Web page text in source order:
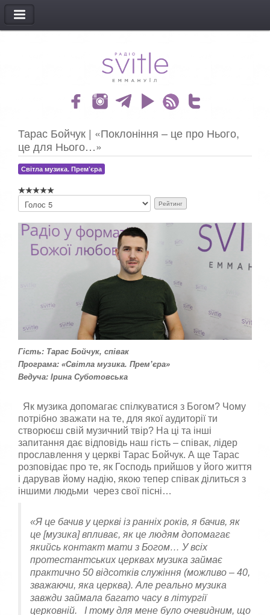
Тарас Бойчук | «Поклоніння – це про Нього,
це для Нього…»
Світла музика. Прем’єра
у
д
ь
т
а
в
т
і
н
к
у
Гість: Тарас Бойчук, співак
Програма: «Світла музика. Прем’єра»
Ведуча: Ірина Суботовська
Як музика допомагає спілкуватися з Богом? Чому
потрібно зважати на те, для якої аудиторії ти
створюєш свій музичний твір? На ці та інші
запитання дає відповідь наш гість – співак, лідер
прославлення у церкві Тарас Бойчук. А ще Тарас
розповідає про те, як Господь прийшов у його життя
і дарував йому надію, якою тепер співак ділиться з
іншими людьми через свої пісні…
«Я це бачив у церкві із ранніх років, я бачив, як
це [музика] впливає, як це людям допомагає
якийсь контакт мати з Богом… У всіх
протестантських церквах музика займає
практично 50 відсотків служіння (можливо – 40,
зважаючи, яка церква). Але реально музика
завжди займала багато часу в літургії
церковній. І тому для мене було очевидним, що